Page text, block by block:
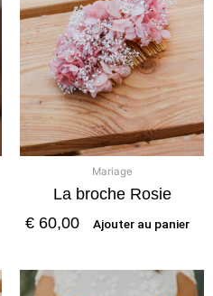
Mariage
La broche Rosie
€ 60,00 Ajouter au panier